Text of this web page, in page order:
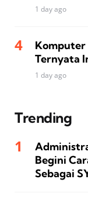
1 day ago
Komputer
Ternyata
1 day ago
Trending
Begini
Sebagai